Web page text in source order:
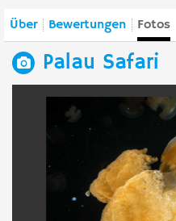
Über Bewertungen Fotos
Palau Safari